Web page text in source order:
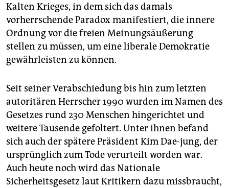
Kalten Krieges, in dem sich das damals
vorherrschende Paradox manifestiert, die innere
Ordnung vor die freien Meinungsäußerung
stellen zu müssen, um eine liberale Demokratie
gewährleisten zu können.
Seit seiner Verabschiedung bis hin zum letzten
autoritären Herrscher 1990 wurden im Namen des
Gesetzes rund 230 Menschen hingerichtet und
weitere Tausende gefoltert. Unter ihnen befand
sich auch der spätere Präsident Kim Dae-jung, der
ursprünglich zum Tode verurteilt worden war.
Auch heute noch wird das Nationale
Sicherheitsgesetz laut Kritikern dazu missbraucht,